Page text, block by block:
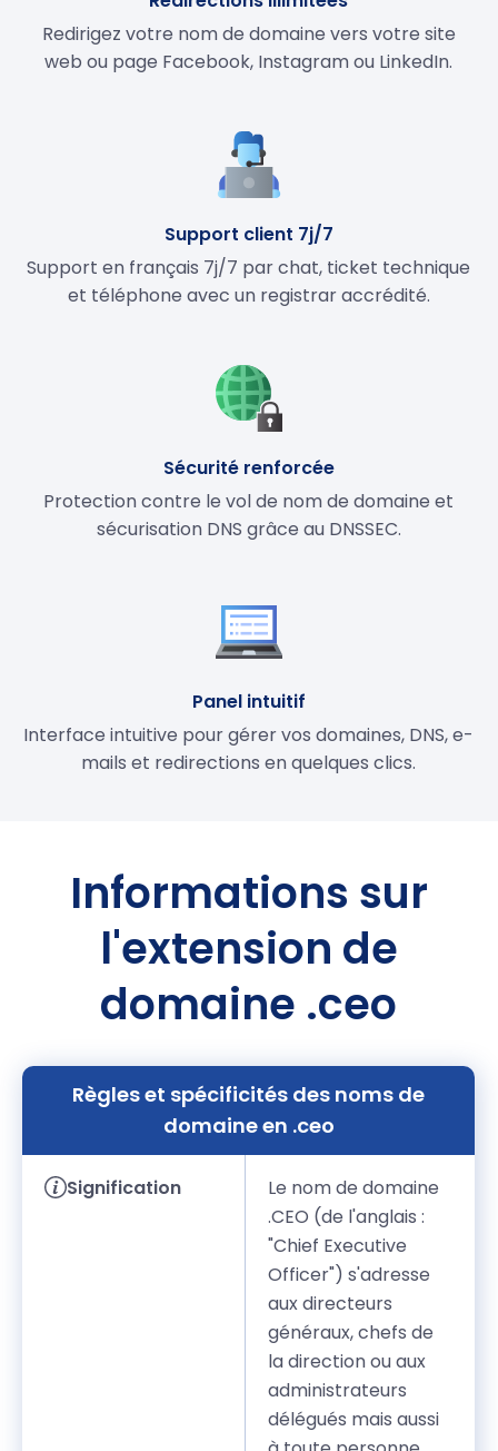
Redirigez votre nom de domaine vers votre site
web ou page Facebook, Instagram ou LinkedIn.
Support client 7j/7
Support en français 7j/7 par chat, ticket technique
et téléphone avec un registrar accrédité.
Sécurité renforcée
Protection contre le vol de nom de domaine et
sécurisation DNS grâce au DNSSEC.
Panel intuitif
Interface intuitive pour gérer vos domaines, DNS, e-
mails et redirections en quelques clics.
Informations sur
l'extension de
domaine .ceo
Règles et spécificités des noms de
domaine en .ceo
Signification
Le nom de domaine
.CEO (de l'anglais :
"Chief Executive
Officer") s'adresse
aux directeurs
généraux, chefs de
la direction ou aux
administrateurs
délégués mais aussi